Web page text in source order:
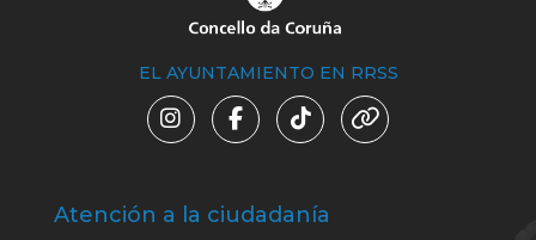
EL AYUNTAMIENTO EN RRSS
Atención a la ciudadanía